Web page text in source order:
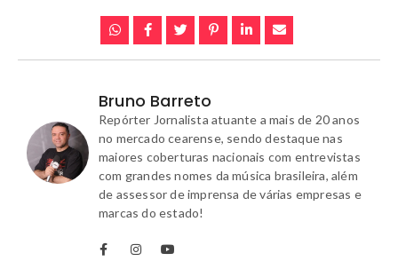
Bruno Barreto
Repórter Jornalista atuante a mais de 20 anos
no mercado cearense, sendo destaque nas
maiores coberturas nacionais com entrevistas
com grandes nomes da música brasileira, além
de assessor de imprensa de várias empresas e
marcas do estado!